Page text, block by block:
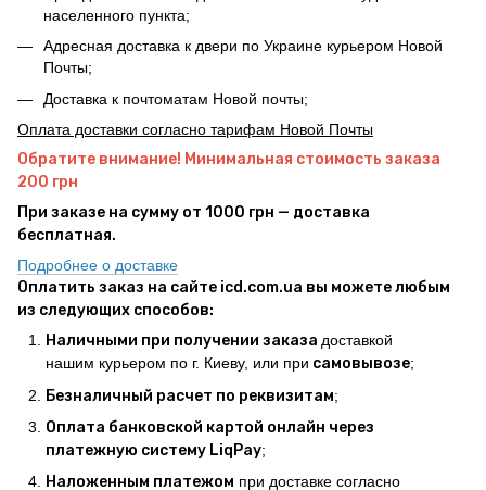
населенного пункта;
Адресная доставка к двери по Украине курьером Новой
Почты;
Доставка к почтоматам Новой почты;
Оплата доставки согласно тарифам Новой Почты
Обратите внимание! Минимальная стоимость заказа
200 грн
При заказе на сумму от 1000 грн — доставка
бесплатная.
Подробнее о доставке
Оплатить заказ на сайте icd.com.ua вы можете любым
из следующих способов:
Наличными при получении заказа доставкой
нашим курьером по г. Киеву, или при самовывозе;
Безналичный расчет по реквизитам;
Оплата банковской картой онлайн через
платежную систему LiqPay;
Наложенным платежом при доставке согласно